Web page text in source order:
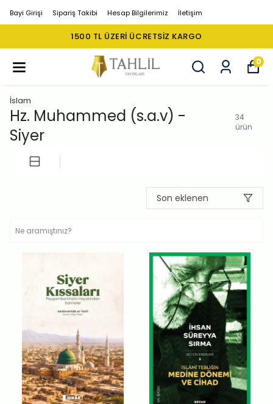
Bayi Girişi Sipariş Takibi Hesap Bilgilerimiz İletişim
1500 TL ÜZERI ÜCRETSIZ KARGO
0
İslam
Hz. Muhammed (s.a.v) -
Siyer
34
ürün
Son eklenen